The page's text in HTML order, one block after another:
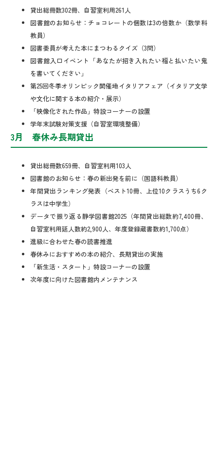
貸出総冊数302冊、自習室利用261人
図書館のお知らせ：チョコレートの個数は3の倍数か（数学科
教員）
図書委員が考えた本にまつわるクイズ（3問）
図書館入口イベント「あなたが招き入れたい福と払いたい鬼
を書いてください」
第25回冬季オリンピック開催地イタリアフェア（イタリア文学
や文化に関する本の紹介・展示）
「映像化された作品」特設コーナーの設置
学年末試験対策支援（自習室環境整備）
3月 春休み長期貸出
貸出総冊数659冊、自習室利用103人
図書館のお知らせ：春の新出発を前に（国語科教員）
年間貸出ランキング発表（ベスト10冊、上位10クラスうち6ク
ラスは中学生）
データで振り返る静学図書館2025（年間貸出総数約7,400冊、
自習室利用延人数約2,900人、年度登録蔵書数約1,700点）
進級に合わせた春の読書推進
春休みにおすすめの本の紹介、長期貸出の実施
「新生活・スタート」特設コーナーの設置
次年度に向けた図書館内メンテナンス